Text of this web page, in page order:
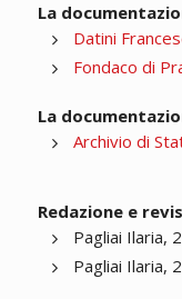
La
Datini
Fondaco di
La
Archivio di
Redazione e
Pagliai Ilaria,
Pagliai Ilaria,